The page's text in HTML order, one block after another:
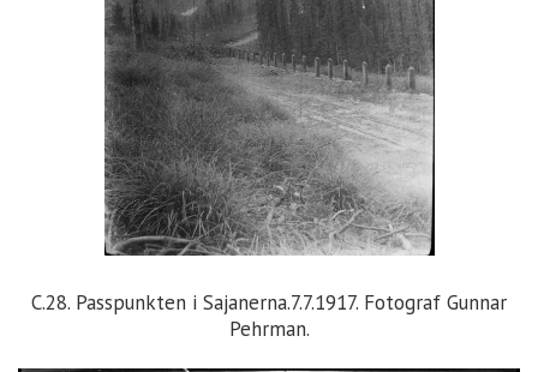
C.28. Passpunkten i Sajanerna.7.7.1917. Fotograf Gunnar
Pehrman.